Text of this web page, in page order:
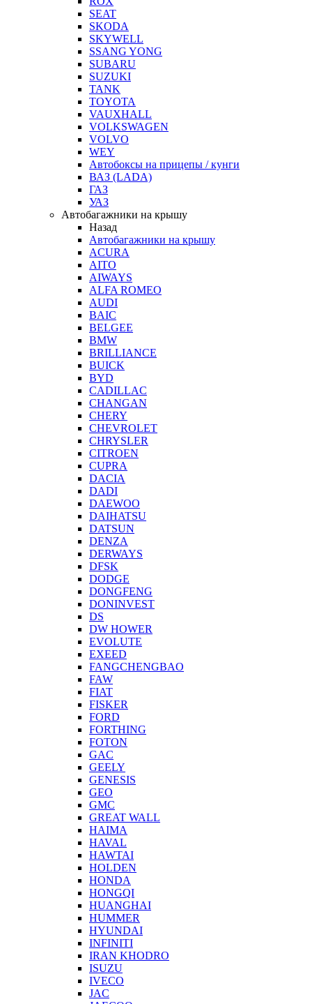
SEAT
SKODA
SKYWELL
SSANG YONG
SUBARU
SUZUKI
TANK
TOYOTA
VAUXHALL
VOLKSWAGEN
VOLVO
WEY
Автобоксы на прицепы / кунги
ВАЗ (LADA)
ГАЗ
УАЗ
Автобагажники на крышу
Назад
Автобагажники на крышу
ACURA
AITO
AIWAYS
ALFA ROMEO
AUDI
BAIC
BELGEE
BMW
BRILLIANCE
BUICK
BYD
CADILLAC
CHANGAN
CHERY
CHEVROLET
CHRYSLER
CITROEN
CUPRA
DACIA
DADI
DAEWOO
DAIHATSU
DATSUN
DENZA
DERWAYS
DFSK
DODGE
DONGFENG
DONINVEST
DS
DW HOWER
EVOLUTE
EXEED
FANGCHENGBAO
FAW
FIAT
FISKER
FORD
FORTHING
FOTON
GAC
GEELY
GENESIS
GEO
GMC
GREAT WALL
HAIMA
HAVAL
HAWTAI
HOLDEN
HONDA
HONGQI
HUANGHAI
HUMMER
HYUNDAI
INFINITI
IRAN KHODRO
ISUZU
IVECO
JAC